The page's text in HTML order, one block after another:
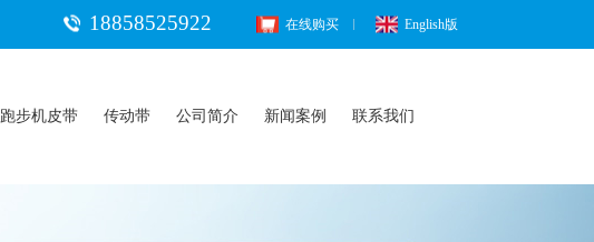
18858525922 在线购买 English版
跑步机皮带 传动带 公司简介 新闻案例 联系我们